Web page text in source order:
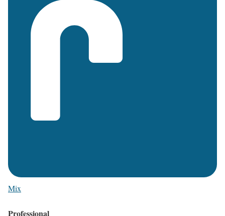
Mix
Professional